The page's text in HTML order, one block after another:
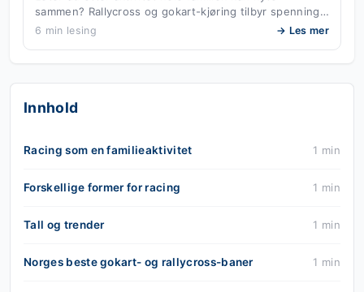
sammen? Rallycross og gokart-kjøring tilbyr spenning…
6 min lesing → Les mer
Innhold
Racing som en familieaktivitet 1 min
Forskellige former for racing 1 min
Tall og trender 1 min
Norges beste gokart- og rallycross-baner 1 min